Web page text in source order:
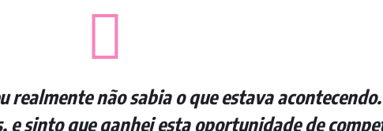
não sabia o que estava
e sinto que ganhei esta oportunidade de